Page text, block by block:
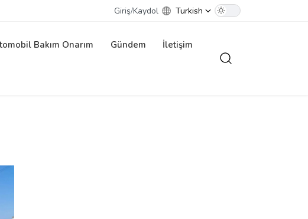
Giriş/Kaydol Turkish
Bakım Onarım Gündem İletişim